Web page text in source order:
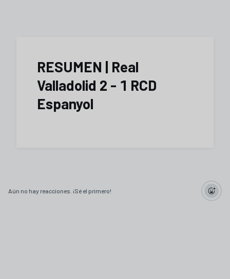
RESUMEN | Real
Valladolid 2 - 1 RCD
Espanyol
Aún no hay reacciones. ¡Sé el primero!